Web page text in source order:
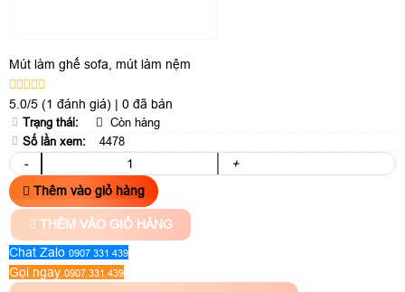
Mút làm ghế sofa, mút làm nệm
5.0/5 (1 đánh giá) | 0 đã bán
Trạng thái:
Còn hàng
Số lần xem:
4478
-
+
Thêm vào giỏ hàng
THÊM VÀO GIỎ HÀNG
Chat Zalo 0907 331 439
Gọi ngay 0907 331 439